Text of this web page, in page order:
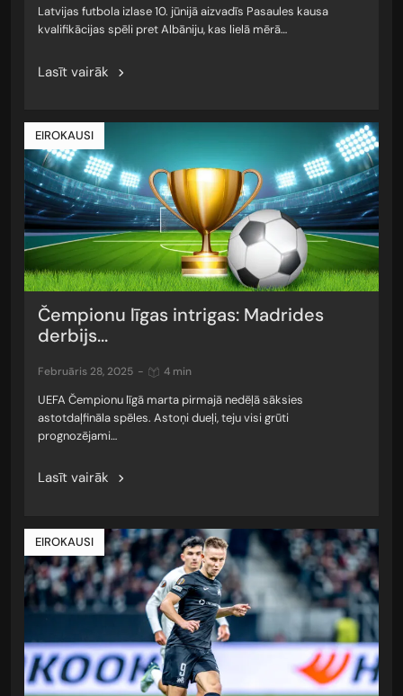
Latvijas futbola izlase 10. jūnijā aizvadīs Pasaules kausa
kvalifikācijas spēli pret Albāniju, kas lielā mērā…
Lasīt vairāk
EIROKAUSI
Čempionu līgas intrigas: Madrides
derbijs...
februāris 28, 2025 - 4 min
UEFA Čempionu līgā marta pirmajā nedēļā sāksies
astotdaļfināla spēles. Astoņi dueļi, teju visi grūti
prognozējami…
Lasīt vairāk
EIROKAUSI